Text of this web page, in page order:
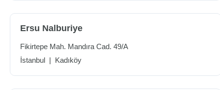
Ersu Nalburiye
Fikirtepe Mah. Mandıra Cad. 49/A
İstanbul | Kadıköy